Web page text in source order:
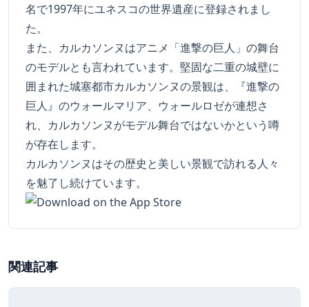
名で1997年にユネスコの世界遺産に登録されまし
た。
また、カルカソンヌはアニメ「進撃の巨人」の舞台
のモデルとも言われています。堅固な二重の城壁に
囲まれた城塞都市カルカソンヌの景観は、『進撃の
巨人』のウォールマリア、ウォールロゼが連想さ
れ、カルカソンヌがモデル舞台ではないかという噂
が存在します。
カルカソンヌはその歴史と美しい景観で訪れる人々
を魅了し続けています。
関連記事